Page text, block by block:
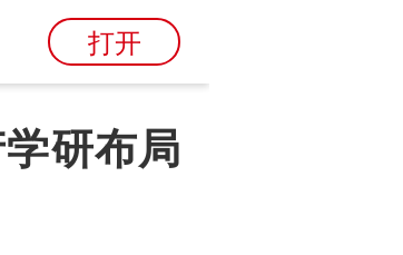
打开
研布局